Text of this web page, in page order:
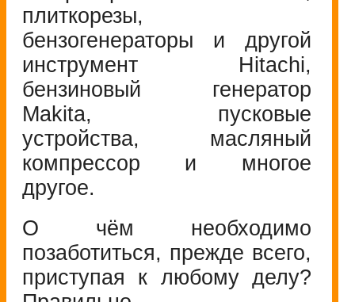
плиткорезы,
бензогенераторы и другой
инструмент Hitachi,
бензиновый генератор
Makita, пусковые
устройства, масляный
компрессор и многое
другое.
О чём необходимо
позаботиться, прежде всего,
приступая к любому делу?